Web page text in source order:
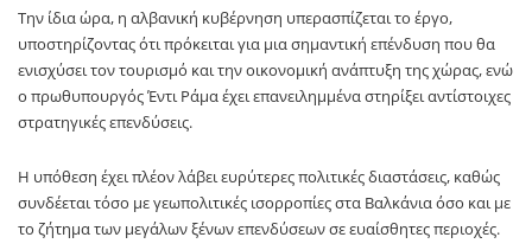
Την ίδια ώρα, η αλβανική κυβέρνηση υπερασπίζεται το έργο,
υποστηρίζοντας ότι πρόκειται για μια σημαντική επένδυση που θα
ενισχύσει τον τουρισμό και την οικονομική ανάπτυξη της χώρας, ενώ
ο πρωθυπουργός Έντι Ράμα έχει επανειλημμένα στηρίξει αντίστοιχες
στρατηγικές επενδύσεις.
Η υπόθεση έχει πλέον λάβει ευρύτερες πολιτικές διαστάσεις, καθώς
συνδέεται τόσο με γεωπολιτικές ισορροπίες στα Βαλκάνια όσο και με
το ζήτημα των μεγάλων ξένων επενδύσεων σε ευαίσθητες περιοχές.